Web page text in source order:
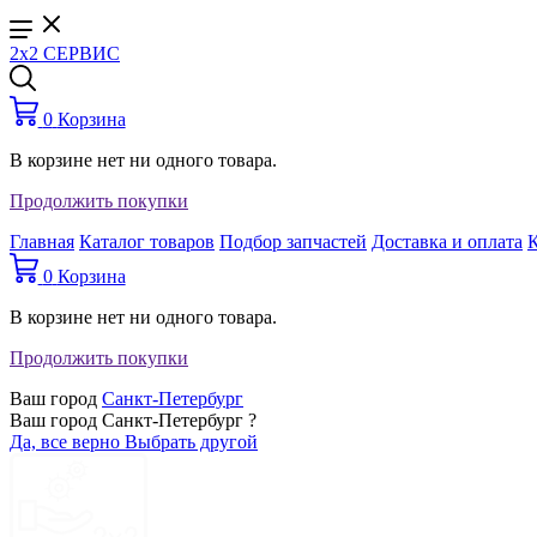
2x2 СЕРВИС
0 Корзина
В корзине нет ни одного товара.
Продолжить покупки
Главная Каталог товаров Подбор запчастей Доставка и оплата
0 Корзина
В корзине нет ни одного товара.
Продолжить покупки
Ваш город Санкт-Петербург
Ваш город Санкт-Петербург ?
Да, все верно Выбрать другой